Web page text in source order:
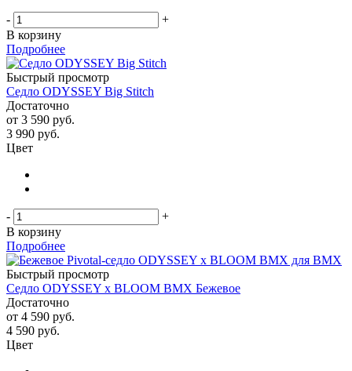
-
+
В корзину
Подробнее
Быстрый просмотр
Седло ODYSSEY Big Stitch
Достаточно
от 3 590 руб.
3 990 руб.
Цвет
-
+
В корзину
Подробнее
Быстрый просмотр
Седло ODYSSEY x BLOOM BMX Бежевое
Достаточно
от 4 590 руб.
4 590 руб.
Цвет